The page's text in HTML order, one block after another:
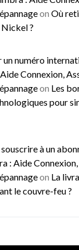
on Où
?
numéro
Connexion,
on Les
pour
à un
: Aide
on La
le couvre-feu ?